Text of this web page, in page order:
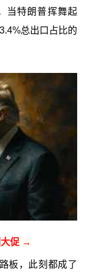
当特朗普挥舞起
总出口占比的
大促 →
板，此刻都成了